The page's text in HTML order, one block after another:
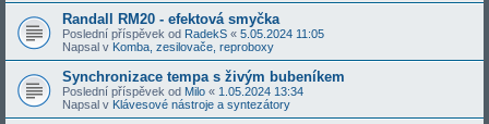
Randall RM20 - efektová smyčka
Poslední příspěvek od RadekS « 5.05.2024 11:05
Napsal v Komba, zesilovače, reproboxy
Synchronizace tempa s živým bubeníkem
Poslední příspěvek od Milo « 1.05.2024 13:34
Napsal v Klávesové nástroje a syntezátory